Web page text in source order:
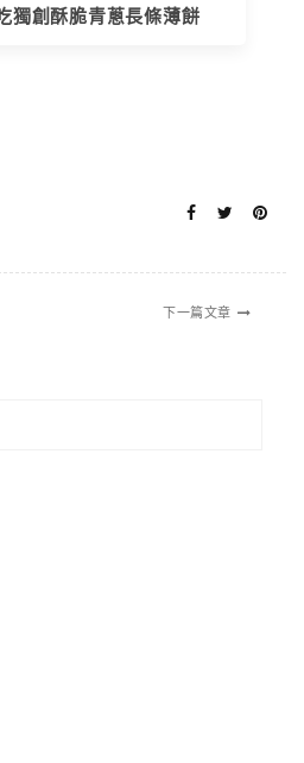
獨創酥脆青蔥長條薄餅
下一篇文章